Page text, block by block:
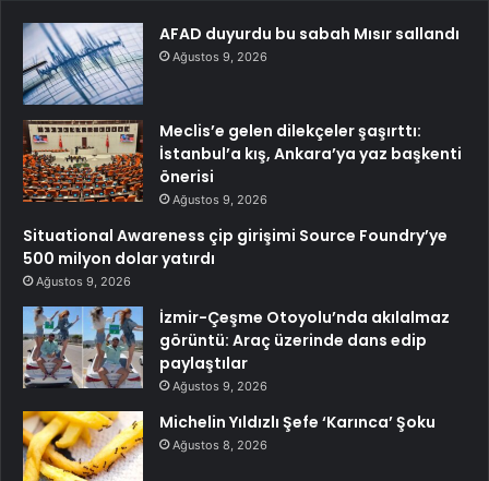
AFAD duyurdu bu sabah Mısır sallandı
Ağustos 9, 2026
Meclis’e gelen dilekçeler şaşırttı:
İstanbul’a kış, Ankara’ya yaz başkenti
önerisi
Ağustos 9, 2026
Situational Awareness çip girişimi Source Foundry’ye
500 milyon dolar yatırdı
Ağustos 9, 2026
İzmir-Çeşme Otoyolu’nda akılalmaz
görüntü: Araç üzerinde dans edip
paylaştılar
Ağustos 9, 2026
Michelin Yıldızlı Şefe ‘Karınca’ Şoku
Ağustos 8, 2026